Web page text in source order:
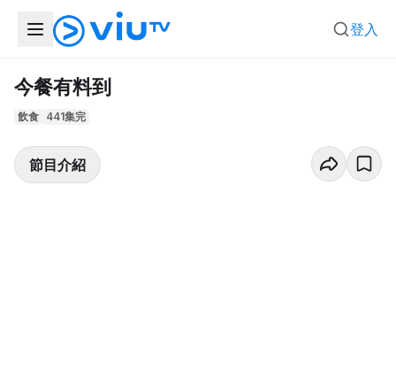
登入
今餐有料到
飲食 441集完
節目介紹